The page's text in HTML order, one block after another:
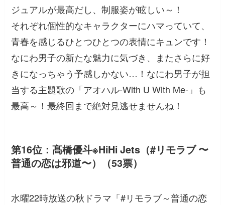
ジュアルが最高だし、制服姿が眩しい～！
それぞれ個性的なキャラクターにハマっていて、
青春を感じるひとつひとつの表情にキュンです！
なにわ男子の新たな魅力に気づき、またさらに好
きになっちゃう予感しかない…！なにわ男子が担
当する主題歌の「アオハル‐With U With Me‐」も
最高～！最終回まで絶対見逃せませんね！
第16位：髙橋優斗※HiHi Jets（#リモラブ 〜
普通の恋は邪道〜）（53票）
水曜22時放送の秋ドラマ「#リモラブ～普通の恋